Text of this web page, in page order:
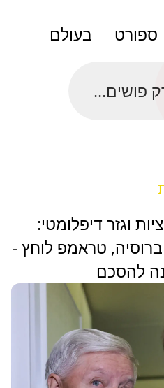
ספורט בעולם
פושים...
וגזר דיפלומטי:
טראמפ לוחץ -
להסכם